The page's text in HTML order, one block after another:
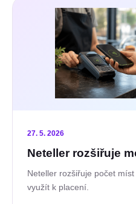
27. 5. 2026
Neteller rozšiřuje
Neteller rozšiřuje počet
využít k placení.